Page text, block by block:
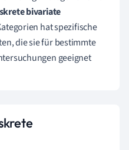
bivariate
hat spezifische
die sie für bestimmte
geeignet